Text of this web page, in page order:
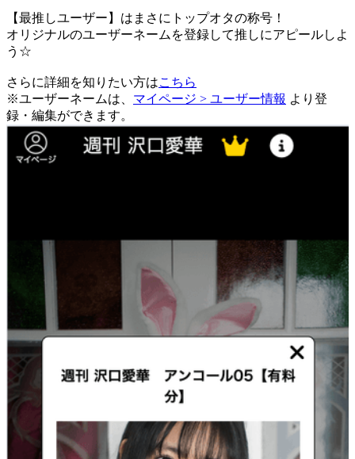
【最推しユーザー】はまさにトップオタの称号！
オリジナルのユーザーネームを登録して推しにアピールしよ
う☆
さらに詳細を知りたい方はこちら
※ユーザーネームは、 マイページ > ユーザー情報 より登
録・編集ができます。